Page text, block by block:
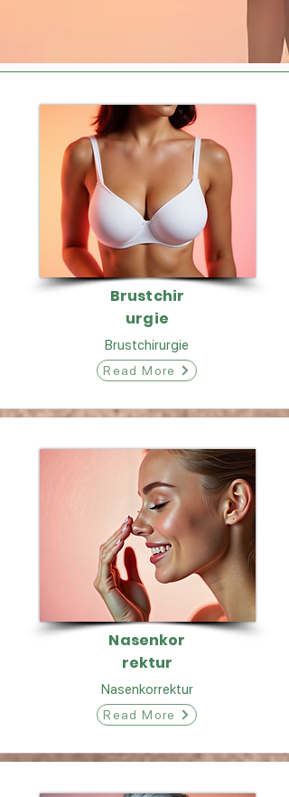
Brustchir
urgie
Brustchirurgie
Read More
Nasenkor
rektur
Nasenkorrektur
Read More